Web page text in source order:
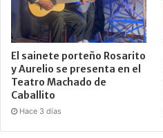
El sainete porteño Rosarito
y Aurelio se presenta en el
Teatro Machado de
Caballito
Hace 3 días